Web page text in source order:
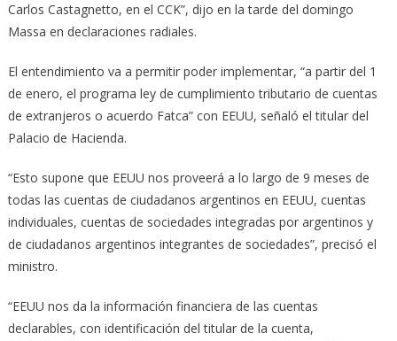
Carlos Castagnetto, en el CCK”, dijo en la tarde del domingo
Massa en declaraciones radiales.
El entendimiento va a permitir poder implementar, “a partir del 1
de enero, el programa ley de cumplimiento tributario de cuentas
de extranjeros o acuerdo Fatca” con EEUU, señaló el titular del
Palacio de Hacienda.
“Esto supone que EEUU nos proveerá a lo largo de 9 meses de
todas las cuentas de ciudadanos argentinos en EEUU, cuentas
individuales, cuentas de sociedades integradas por argentinos y
de ciudadanos argentinos integrantes de sociedades”, precisó el
ministro.
“EEUU nos da la información financiera de las cuentas
declarables, con identificación del titular de la cuenta,